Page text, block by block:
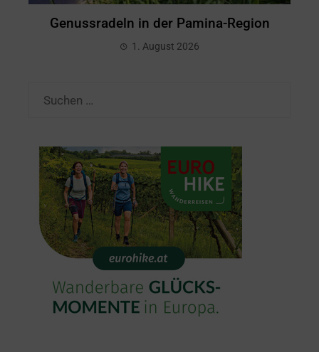
Genussradeln in der Pamina-Region
1. August 2026